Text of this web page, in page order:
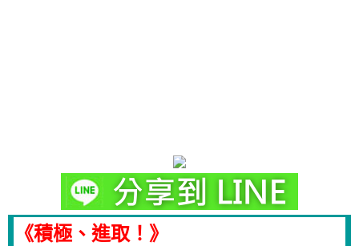
《積極、進取！》